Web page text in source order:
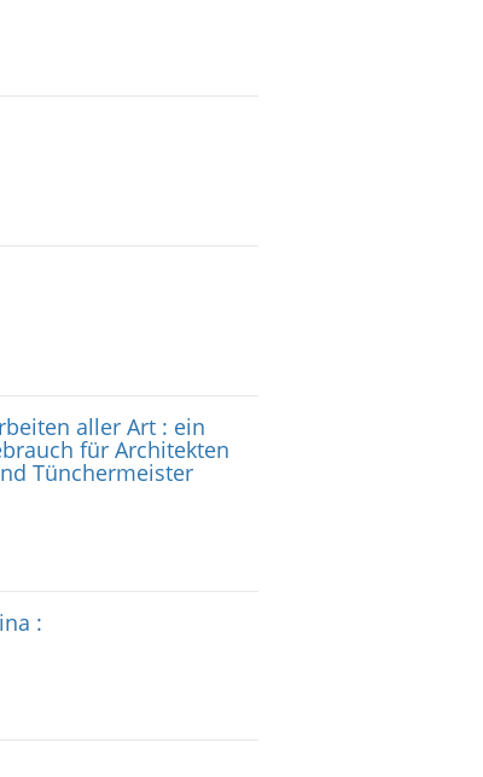
aller Art : ein
für Architekten
Tünchermeister
: